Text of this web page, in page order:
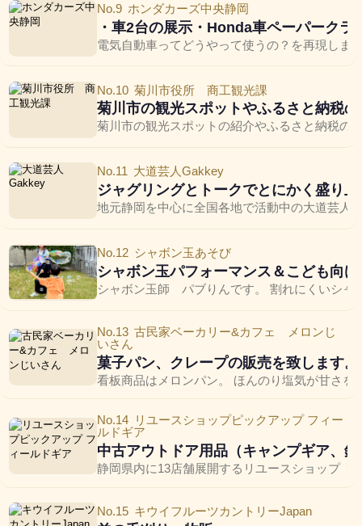
No.9 ホンダカーズ中央静岡
・車2台の展示・Honda車ペーパークラ
電気自動車ってどうやって使うの？を再現しま
No.10 菊川市役所 商工観光課
菊川市の観光スポットやふるさと納税
菊川市の観光スポットの紹介やふるさと納税の
No.11 大道芸人Gakkey
ジャグリングとトークでとにかく盛り
地元静岡を中心に全国各地で活動中の大道芸人
No.12 シャボン玉あそび
シャボン玉パフォーマンス＆こども向
シャボン玉師 パブりんです。 割れにくいシャ
No.13 古民家ベーカリー&カフェ メロンじ
いさん
菓子パン、クレープの販売を致します。
看板商品はメロンパン。 ほんのり塩気が甘さ
No.14 リユースショップピックアップ フィー
ルドギア
中古アウトドア用品（キャンプギア、
静岡県内に13店舗展開するリユースショップ「
No.15 キウイフルーツカントリーJapan